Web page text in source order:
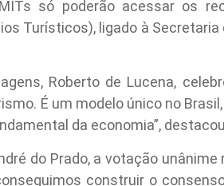
só poderão acessar os
Turísticos), ligado à
Roberto de Lucena,
É um modelo único no
da economia”,
do Prado, a votação
construir o